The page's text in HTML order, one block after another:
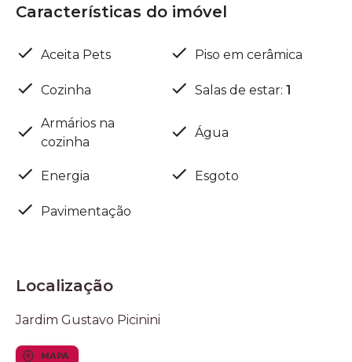
Características do imóvel
Aceita Pets Piso em cerâmica
Cozinha Salas de estar: 1
Armários na
cozinha
Água
Energia Esgoto
Pavimentação
Localização
Jardim Gustavo Picinini
MAPA